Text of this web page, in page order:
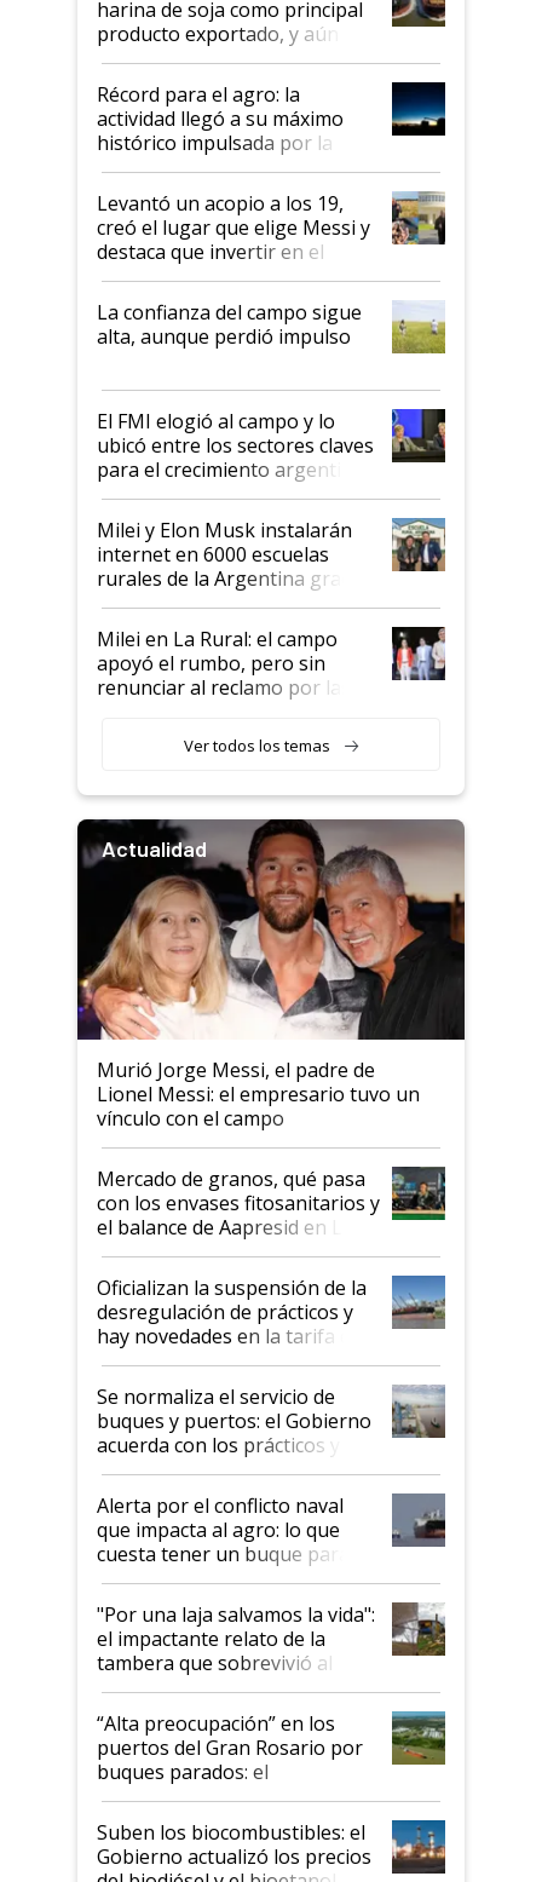
harina de soja como principal
producto exportado, y aún así
el agro aportó casi seis de cada
diez dólares y sostuvo el
liderazgo en un semestre
récord
Récord para el agro: la
actividad llegó a su máximo
histórico impulsada por la
cosecha y las exportaciones
Levantó un acopio a los 19,
creó el lugar que elige Messi y
destaca que invertir en el
kirchnerismo era como "darle
plata a un hijo para droga":
Juan Félix Rossetti, el libertario
que de una dura crisis salió
de Milei
La confianza del campo sigue
alta, aunque perdió impulso
El FMI elogió al campo y lo
ubicó entre los sectores claves
para el crecimiento argentino
Milei y Elon Musk instalarán
internet en 6000 escuelas
rurales de la Argentina gracias
a un acuerdo con Starlink
Milei en La Rural: el campo
apoyó el rumbo, pero sin
renunciar al reclamo por las
Ver todos los temas
Actualidad
Murió Jorge Messi, el padre de
Lionel Messi: el empresario tuvo un
vínculo con el campo
Mercado de granos, qué pasa
con los envases fitosanitarios y
el balance de Aapresid en La
Posta
Oficializan la suspensión de la
desregulación de prácticos y
hay novedades en la tarifa de
la hidrovía
Se normaliza el servicio de
buques y puertos: el Gobierno
acuerda con los prácticos y
suspende el decreto de
desregulación
Alerta por el conflicto naval
que impacta al agro: lo que
cuesta tener un buque parado
y el peligro de que Argentina
pase a ser "país sucio"
"Por una laja salvamos la vida":
el impactante relato de la
tambera que sobrevivió al
tornado
“Alta preocupación” en los
puertos del Gran Rosario por
buques parados: el
funcionamiento de las
exportadoras en tensión tras
la medida de fuerza de los
prácticos
Suben los biocombustibles: el
Gobierno actualizó los precios